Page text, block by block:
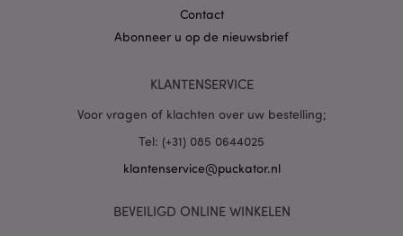
Contact
Abonneer u op de nieuwsbrief
KLANTENSERVICE
Voor vragen of klachten over uw bestelling;
Tel: (+31) 085 0644025
klantenservice@puckator.nl
BEVEILIGD ONLINE WINKELEN
mage-cache-storage
PHPSESSID
PHP.net